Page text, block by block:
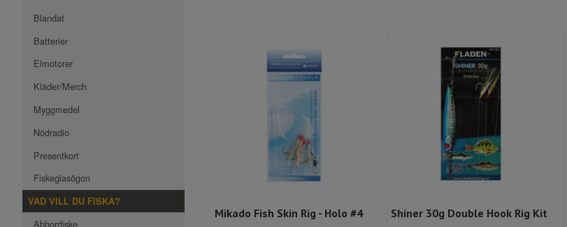
Blandat
Batterier
Elmotorer
Kläder/Merch
Myggmedel
Nödradio
Presentkort
Fiskeglasögon
VAD VILL DU FISKA?
Abborrfiske
Mikado Fish Skin Rig - Holo #4
Shiner 30g Double Hook Rig Kit